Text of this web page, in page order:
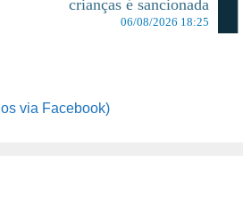
crianças é sancionada
06/08/2026 18:25
via Facebook)